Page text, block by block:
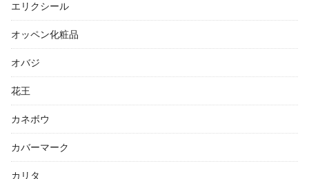
エリクシール
オッペン化粧品
オバジ
花王
カネボウ
カバーマーク
カリタ